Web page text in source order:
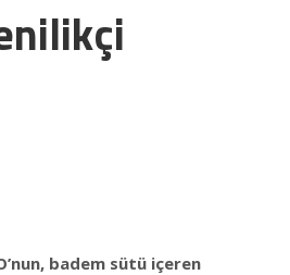
badem sütü içeren